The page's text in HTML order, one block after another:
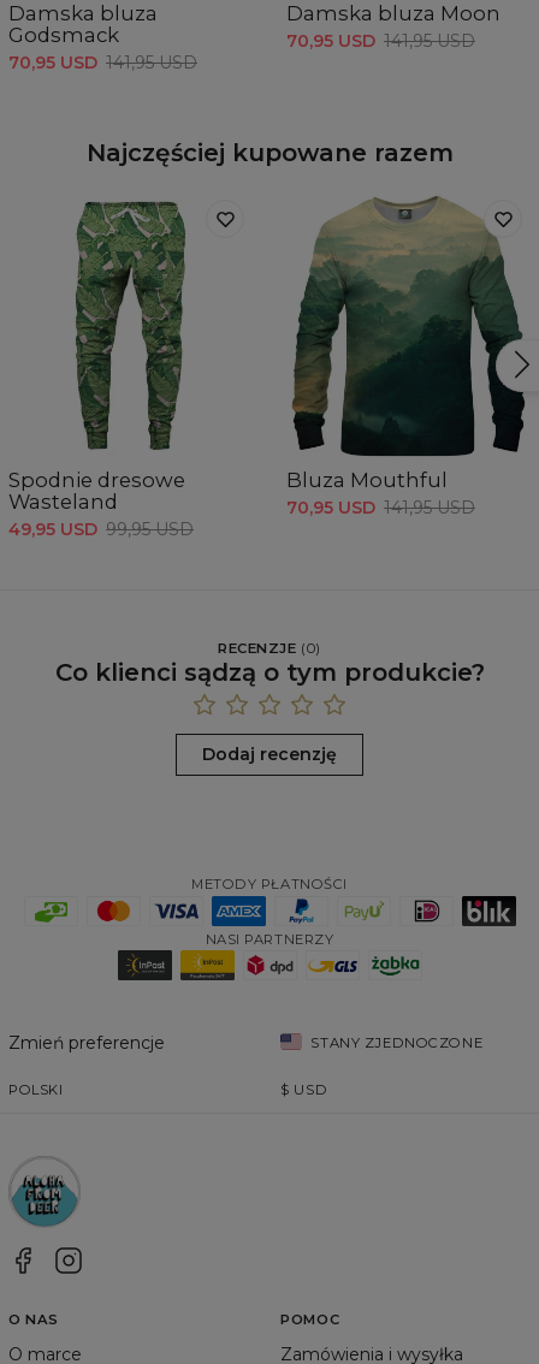
Damska bluza
Godsmack
70,95 USD 141,95 USD
Damska bluza Moon
70,95 USD 141,95 USD
Najczęściej kupowane razem
Spodnie dresowe
Wasteland
49,95 USD 99,95 USD
Bluza Mouthful
70,95 USD 141,95 USD
RECENZJE (0)
Co klienci sądzą o tym produkcie?
Dodaj recenzję
METODY PŁATNOŚCI
NASI PARTNERZY
Zmień preferencje STANY ZJEDNOCZONE
POLSKI $ USD
O NAS
O marce
POMOC
Zamówienia i wysyłka